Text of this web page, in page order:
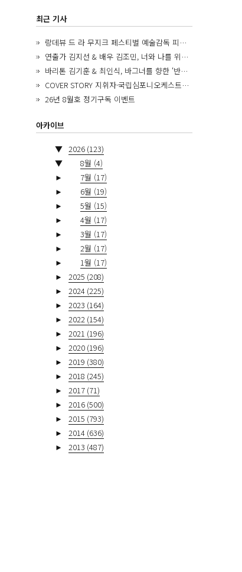
최근 기사
랑데뷰 드 라 무지크 페스티벌 예술감독 피아니스트 김혜진, 5년간의 여정을 돌아보며
연출가 김지선 & 배우 김조민, 너와 나를 위한 ‘모두의 숲’에서 만나는 동심
바리톤 김기훈 & 최인식, 바그너를 향한 ‘반지 원정대’를 앞두고
COVER STORY 지휘자·국립심포니오케스트라 제8대 음악감독 로베르토 아바도
26년 8월호 정기구독 이벤트
아카이브
▼ 2026 (123)
▼
8월 (4)
►
7월 (17)
►
6월 (19)
►
5월 (15)
►
4월 (17)
►
3월 (17)
►
2월 (17)
►
1월 (17)
►
2025 (208)
►
2024 (225)
►
2023 (164)
►
2022 (154)
►
2021 (196)
►
2020 (196)
►
2019 (380)
►
2018 (245)
►
2017 (71)
►
2016 (500)
►
2015 (793)
►
2014 (636)
►
2013 (487)